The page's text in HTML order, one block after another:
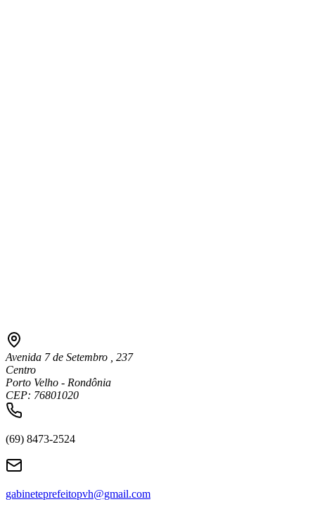
Avenida 7 de Setembro , 237
Centro
Porto Velho - Rondônia
CEP: 76801020
(69) 8473-2524
gabineteprefeitopvh@gmail.com